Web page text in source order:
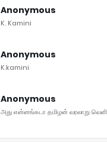
Anonymous
K. Kamini
Anonymous
K.kamini
Anonymous
அது என்னங்கடா தமிழன் வரலாறு